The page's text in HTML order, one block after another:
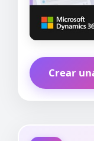
Crear